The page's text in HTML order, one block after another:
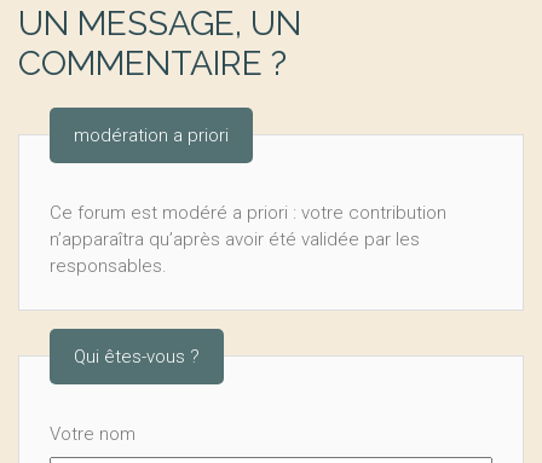
UN MESSAGE, UN
COMMENTAIRE ?
modération a priori
Ce forum est modéré a priori : votre contribution
n’apparaîtra qu’après avoir été validée par les
responsables.
Qui êtes-vous ?
Votre nom